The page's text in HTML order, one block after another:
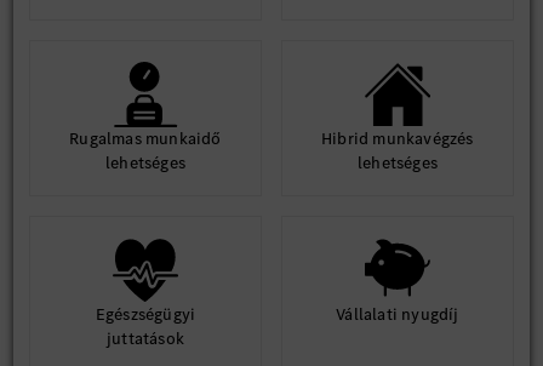
Rugalmas munkaidő
lehetséges
Hibrid munkavégzés
lehetséges
Egészségügyi
juttatások
Vállalati nyugdíj